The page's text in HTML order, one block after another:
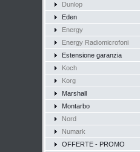
Dunlop
Eden
Energy
Energy Radiomicrofoni
Estensione garanzia
Koch
Korg
Marshall
Montarbo
Nord
Numark
OFFERTE - PROMO